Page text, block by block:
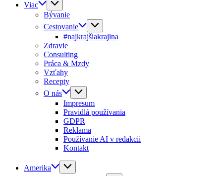
Viac
Bývanie
Cestovanie
#najkrajšiakrajina
Zdravie
Consulting
Práca & Mzdy
Vzťahy
Recepty
O nás
Impresum
Pravidlá používania
GDPR
Reklama
Používanie AI v redakcii
Kontakt
Amerika